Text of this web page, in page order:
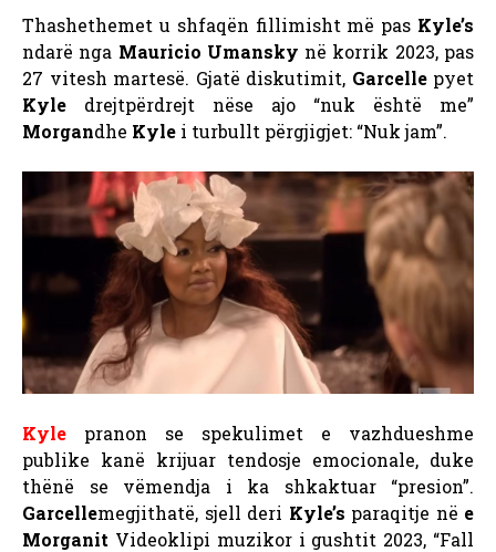
Thashethemet u shfaqën fillimisht më pas Kyle’s
ndarë nga Mauricio Umansky në korrik 2023, pas
27 vitesh martesë. Gjatë diskutimit, Garcellepyet
Kyle drejtpërdrejt nëse ajo “nuk është me”
Morgandhe Kyle i turbullt përgjigjet: “Nuk jam”.
Kyle pranon se spekulimet e vazhdueshme
publike kanë krijuar tendosje emocionale, duke
thënë se vëmendja i ka shkaktuar “presion”.
Garcellemegjithatë, sjell deri Kyle’s paraqitje në e
Morganit Videoklipi muzikor i gushtit 2023, “Fall